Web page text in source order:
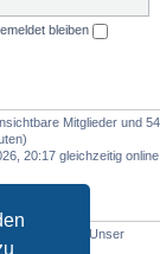
bleiben
Mitglieder und 54
20:17 gleichzeitig online
• Unser